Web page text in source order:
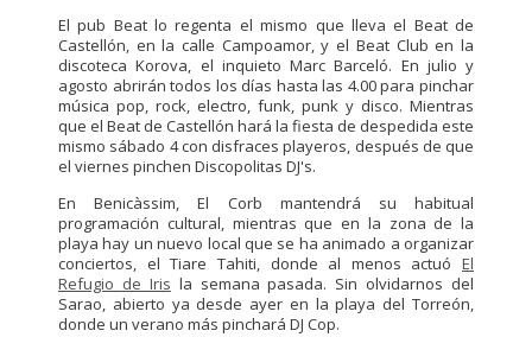
El pub Beat lo regenta el mismo que lleva el Beat de
Castellón, en la calle Campoamor, y el Beat Club en la
discoteca Korova, el inquieto Marc Barceló. En julio y
agosto abrirán todos los días hasta las 4.00 para pinchar
música pop, rock, electro, funk, punk y disco. Mientras
que el Beat de Castellón hará la fiesta de despedida este
mismo sábado 4 con disfraces playeros, después de que
el viernes pinchen Discopolitas DJ's.
En Benicàssim, El Corb mantendrá su habitual
programación cultural, mientras que en la zona de la
playa hay un nuevo local que se ha animado a organizar
conciertos, el Tiare Tahiti, donde al menos actuó El
Refugio de Iris la semana pasada. Sin olvidarnos del
Sarao, abierto ya desde ayer en la playa del Torreón,
donde un verano más pinchará DJ Cop.